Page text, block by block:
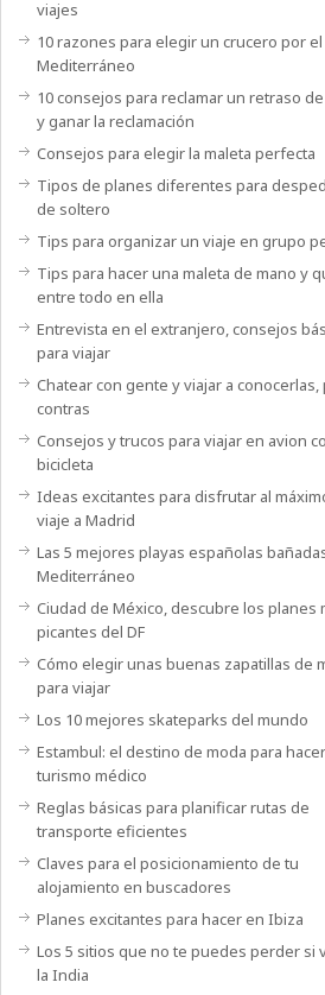
viajes
10 razones para elegir un crucero por el
Mediterráneo
10 consejos para reclamar un retraso
y ganar la reclamación
Consejos para elegir la maleta perfecta
Tipos de planes diferentes para
de soltero
Tips para organizar un viaje en grupo
Tips para hacer una maleta de mano y
entre todo en ella
Entrevista en el extranjero, consejos
para viajar
Chatear con gente y viajar a conocerlas,
contras
Consejos y trucos para viajar en avion
bicicleta
Ideas excitantes para disfrutar al
viaje a Madrid
Las 5 mejores playas españolas
Mediterráneo
Ciudad de México, descubre los planes
picantes del DF
Cómo elegir unas buenas zapatillas de
para viajar
Los 10 mejores skateparks del mundo
Estambul: el destino de moda para hacer
turismo médico
Reglas básicas para planificar rutas de
transporte eficientes
Claves para el posicionamiento de tu
alojamiento en buscadores
Planes excitantes para hacer en Ibiza
Los 5 sitios que no te puedes perder si
la India